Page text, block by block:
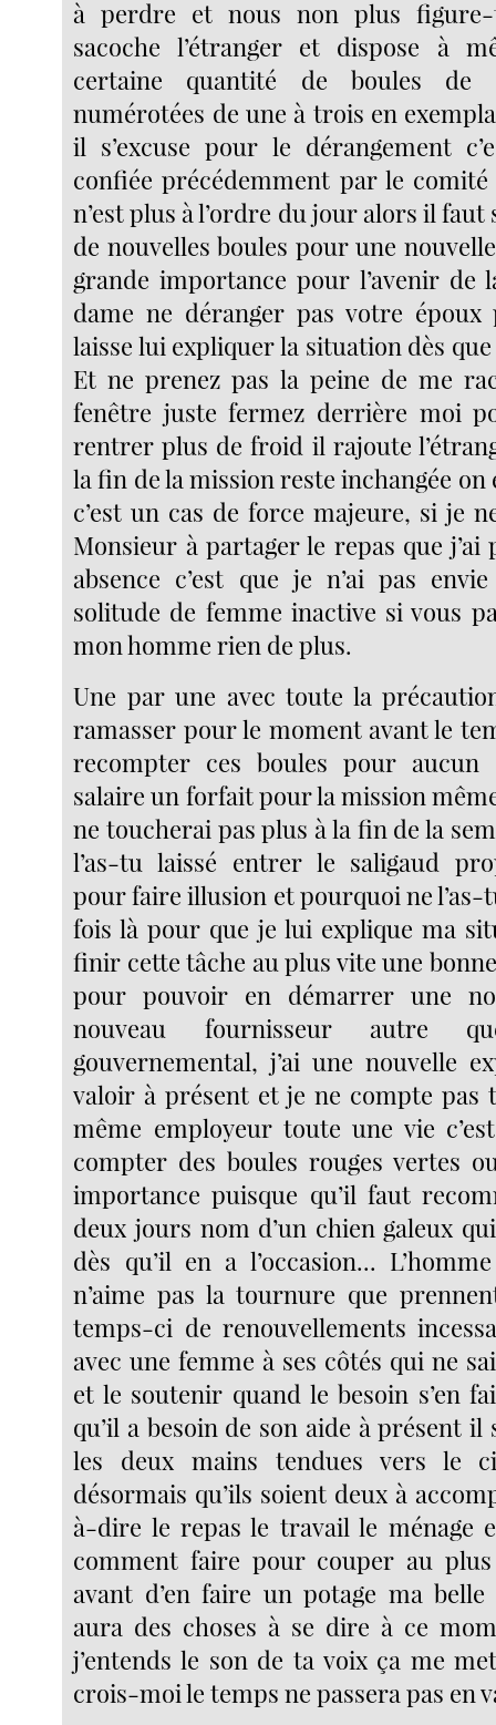
à perdre et nous non plus
sacoche l’étranger et dispose à
certaine quantité de boules de
numérotées de une à trois en
il s’excuse pour le dérangement
confiée précédemment par le
n’est plus à l’ordre du jour alors il faut
de nouvelles boules pour une
grande importance pour l’avenir de
dame ne déranger pas votre
laisse lui expliquer la situation dès
Et ne prenez pas la peine de me
fenêtre juste fermez derrière moi
rentrer plus de froid il rajoute
la fin de la mission reste inchangée on
c’est un cas de force majeure, si je
Monsieur à partager le repas que
absence c’est que je n’ai pas
solitude de femme inactive si vous
mon homme rien de plus.
Une par une avec toute la
ramasser pour le moment avant le
recompter ces boules pour aucun
salaire un forfait pour la mission
ne toucherai pas plus à la fin de la
l’as-tu laissé entrer le saligaud
pour faire illusion et pourquoi ne l’as-
fois là pour que je lui explique ma
finir cette tâche au plus vite une
pour pouvoir en démarrer une
nouveau fournisseur autre
gouvernemental, j’ai une nouvelle
valoir à présent et je ne compte pas
même employeur toute une vie
compter des boules rouges vertes
importance puisque qu’il faut
deux jours nom d’un chien galeux
dès qu’il en a l’occasion...
n’aime pas la tournure que
temps-ci de renouvellements
avec une femme à ses côtés qui ne
et le soutenir quand le besoin s’en
qu’il a besoin de son aide à présent il
les deux mains tendues vers le
désormais qu’ils soient deux à
à-dire le repas le travail le ménage
comment faire pour couper au
avant d’en faire un potage ma
aura des choses à se dire à ce
j’entends le son de ta voix ça me
crois-moi le temps ne passera pas en